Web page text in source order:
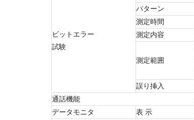
ビットエラー
試験
パターン
測定時間
測定内容
測定範囲
誤り挿入
通話機能
データモニタ
表 示